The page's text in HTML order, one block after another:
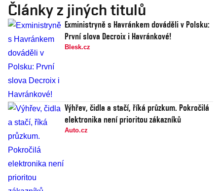
Články z jiných titulů
Exministryně s Havránkem dováděli v Polsku:
První slova Decroix i Havránkové!
Blesk.cz
Výhřev, čidla a stačí, říká průzkum. Pokročilá
elektronika není prioritou zákazníků
Auto.cz